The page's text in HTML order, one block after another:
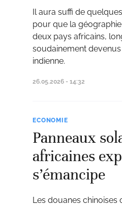
Il aura suffi de
pour que la
deux pays africains,
soudainement
indienne.
26.05.2026 - 14:32
ECONOMIE
Panneaux
africaines
s’émancipe
Les douanes chinoises